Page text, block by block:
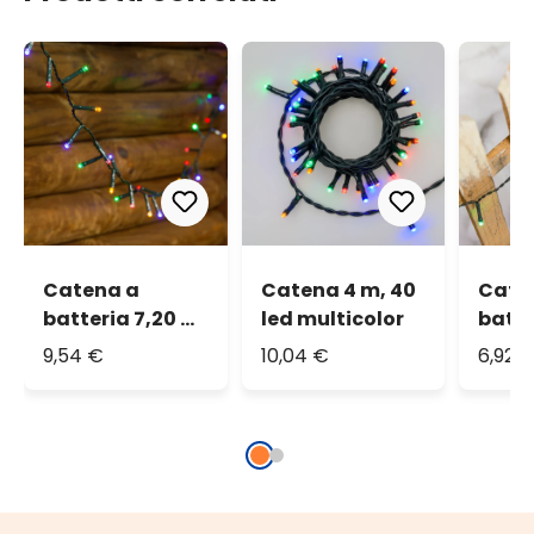
Catena a
batteria 7,20 m,
180 led
9,54 €
Catena 4 m, 40
led multicolor
10,04 €
96
6,92